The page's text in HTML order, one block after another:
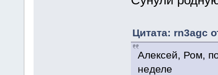
Цитата: rn3agc
Алексей, Ром,
неделе